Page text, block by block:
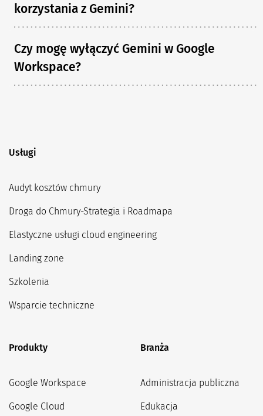
korzystania z Gemini?
Czy mogę wyłączyć Gemini w Google
Workspace?
Usługi
Audyt kosztów chmury
Droga do Chmury-Strategia i Roadmapa
Elastyczne usługi cloud engineering
Landing zone
Szkolenia
Wsparcie techniczne
Produkty
Google Workspace
Google Cloud
Branża
Administracja publiczna
Edukacja